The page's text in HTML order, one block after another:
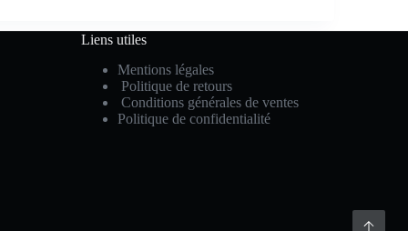
Liens utiles
Mentions légales
Politique de retours
Conditions générales de ventes
Politique de confidentialité